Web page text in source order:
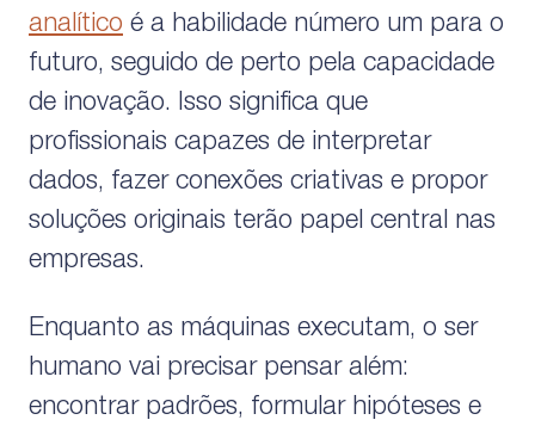
analítico é a habilidade número um para o
futuro, seguido de perto pela capacidade
de inovação. Isso significa que
profissionais capazes de interpretar
dados, fazer conexões criativas e propor
soluções originais terão papel central nas
empresas.
Enquanto as máquinas executam, o ser
humano vai precisar pensar além:
encontrar padrões, formular hipóteses e